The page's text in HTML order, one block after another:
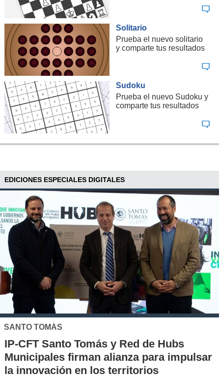
Solitario
Prueba el nuevo solitario
y comparte tus resultados
Sudoku
Prueba el nuevo Sudoku y
comparte tus resultados
EDICIONES ESPECIALES DIGITALES
SANTO TOMÁS
IP-CFT Santo Tomás y Red de Hubs
Municipales firman alianza para impulsar
la innovación en los territorios